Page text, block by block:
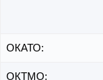
ОКАТО:
ОКТМО: